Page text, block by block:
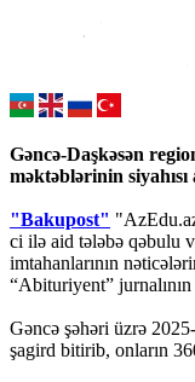
Gəncə-Daşkəsən
məktəblərinin siyahısı
"Bakupost"
ci ilə aid tələbə qəbulu
imtahanlarının
“Abituriyent”
Gəncə şəhəri üzrə
şagird bitirib, onların